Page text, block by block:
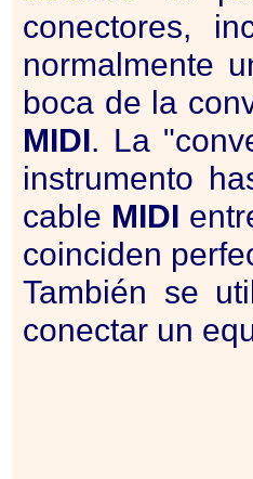
conectores,
normalmente
boca de la
MIDI. La
instrumento
cable MIDI
coinciden
También se
conectar un